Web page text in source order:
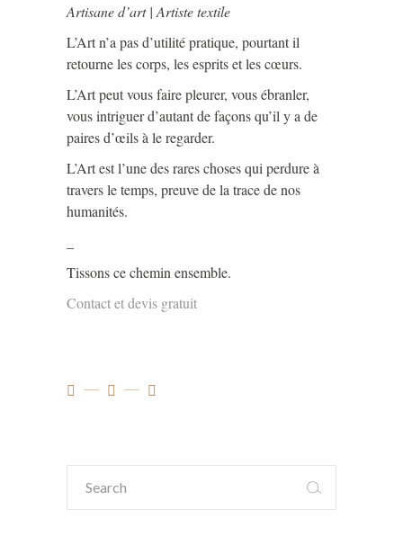
Artisane d’art | Artiste textile
L’Art n’a pas d’utilité pratique, pourtant il
retourne les corps, les esprits et les cœurs.
L’Art peut vous faire pleurer, vous ébranler,
vous intriguer d’autant de façons qu’il y a de
paires d’œils à le regarder.
L’Art est l’une des rares choses qui perdure à
travers le temps, preuve de la trace de nos
humanités.
Tissons ce chemin ensemble.
Contact et devis gratuit
Search
for: